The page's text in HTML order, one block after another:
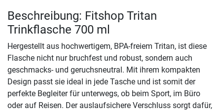
Beschreibung: Fitshop Tritan
Trinkflasche 700 ml
Hergestellt aus hochwertigem, BPA-freiem Tritan, ist diese
Flasche nicht nur bruchfest und robust, sondern auch
geschmacks- und geruchsneutral. Mit ihrem kompakten
Design passt sie ideal in jede Tasche und ist somit der
perfekte Begleiter für unterwegs, ob beim Sport, im Büro
oder auf Reisen. Der auslaufsichere Verschluss sorgt dafür,